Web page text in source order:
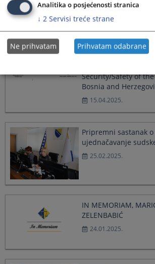
Partnerska saradnja
strukovnih udruženja
28.04.2025.
HJPC adopts the
Security/Safety of
Bosnia and
15.04.2025.
Pripremni sastanak
ujednačavanje
25.02.2025.
IN MEMORIAM,
ZELENBABIĆ
24.01.2025.
Analitika o posjećenosti stranica
↓ 2 Servisi treće strane
Ne prihvatam Prihvatam odabrane